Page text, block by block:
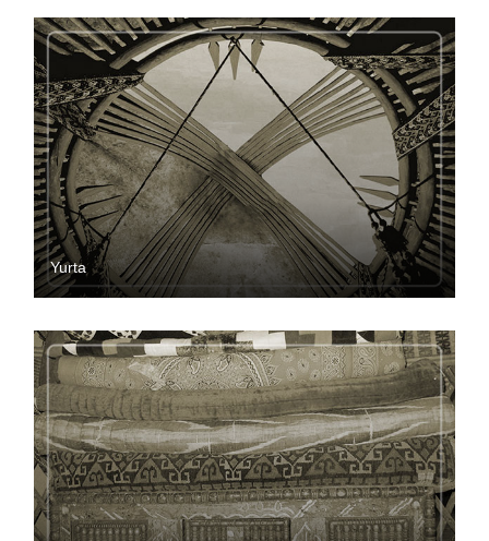
Yurta